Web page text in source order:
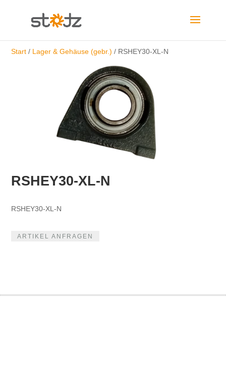
Start / Lager & Gehäuse (gebr.) / RSHEY30-XL-N
RSHEY30-XL-N
RSHEY30-XL-N
ARTIKEL ANFRAGEN